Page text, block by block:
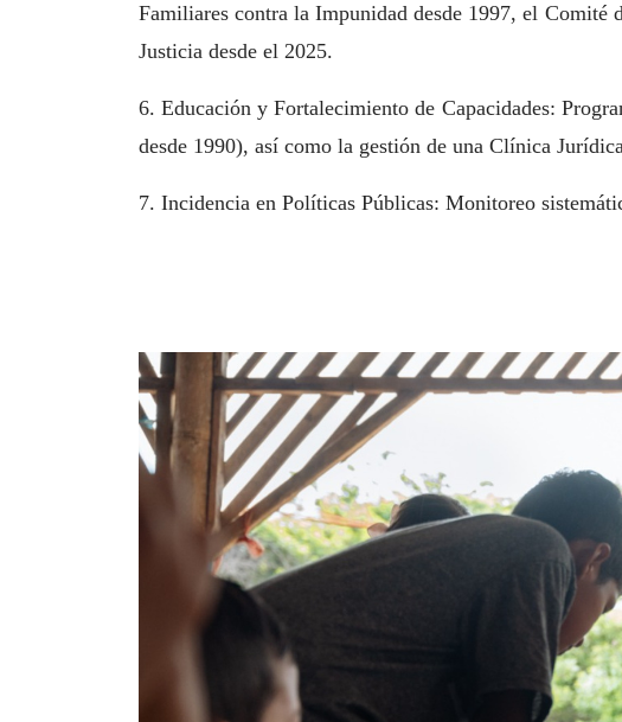
Familiares contra la Impunidad desde 1997, el Comité
Justicia desde el 2025.
6. Educación y Fortalecimiento de Capacidades:
desde 1990), así como la gestión de una Clínica
7. Incidencia en Políticas Públicas: Monitoreo